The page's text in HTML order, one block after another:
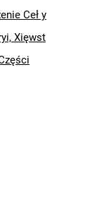
Ceł y
Xięwst